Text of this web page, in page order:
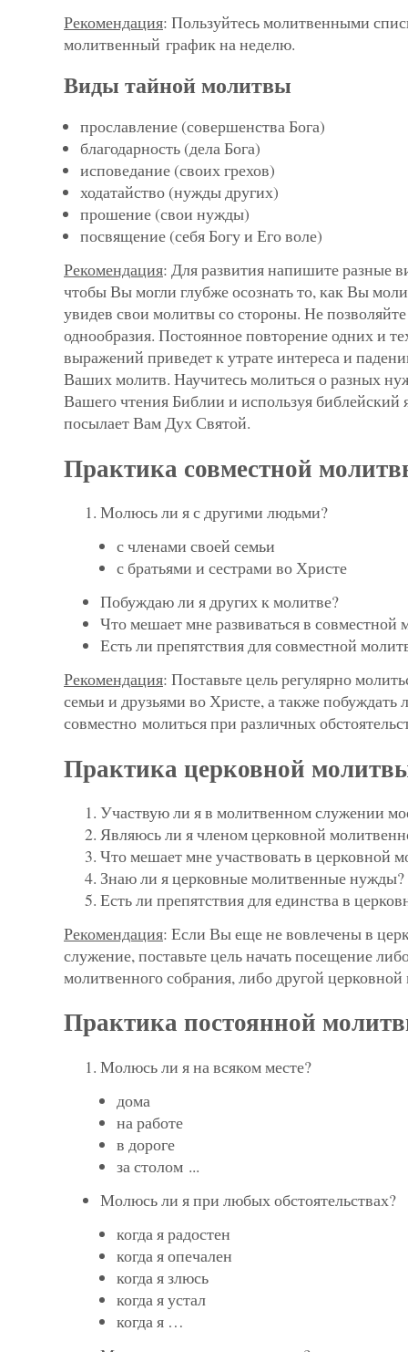
Рекомендация: Пользуйтесь молитвенными
молитвенный график на неделю.
Виды тайной молитвы
прославление (совершенства Бога)
благодарность (дела Бога)
исповедание (своих грехов)
ходатайство (нужды других)
прошение (свои нужды)
посвящение (себя Богу и Его воле)
Рекомендация: Для развития напишите разные
чтобы Вы могли глубже осознать то, как Вы
увидев свои молитвы со стороны. Не
однообразия. Постоянное повторение одних и
выражений приведет к утрате интереса и
Ваших молитв. Научитесь молиться о разных
Вашего чтения Библии и используя
посылает Вам Дух Святой.
Практика совместной
Молюсь ли я с другими людьми?
с членами своей семьи
с братьями и сестрами во Христе
Побуждаю ли я других к молитве?
Что мешает мне развиваться в совместной
Есть ли препятствия для совместной
Рекомендация: Поставьте цель регулярно
семьи и друзьями во Христе, а также побуждать
совместно молиться при различных
Практика церковной
Участвую ли я в молитвенном служении
Являюсь ли я членом церковной
Что мешает мне участвовать в церковной
Знаю ли я церковные молитвенные нужды?
Есть ли препятствия для единства в
Рекомендация: Если Вы еще не вовлечены в
служение, поставьте цель начать посещение
молитвенного собрания, либо другой
Практика постоянной
Молюсь ли я на всяком месте?
дома
на работе
в дороге
за столом ...
Молюсь ли я при любых обстоятельствах?
когда я радостен
когда я опечален
когда я злюсь
когда я устал
когда я …